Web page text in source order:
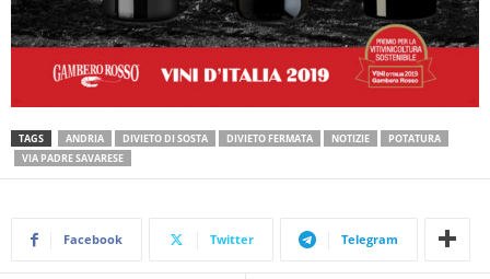
TAGS ANDRIA DIVIETO DI SOSTA DIVIETO FERMATA NOTIZIE
POTATURA
VIA PADRE SAVARESE
Facebook Twitter Telegram